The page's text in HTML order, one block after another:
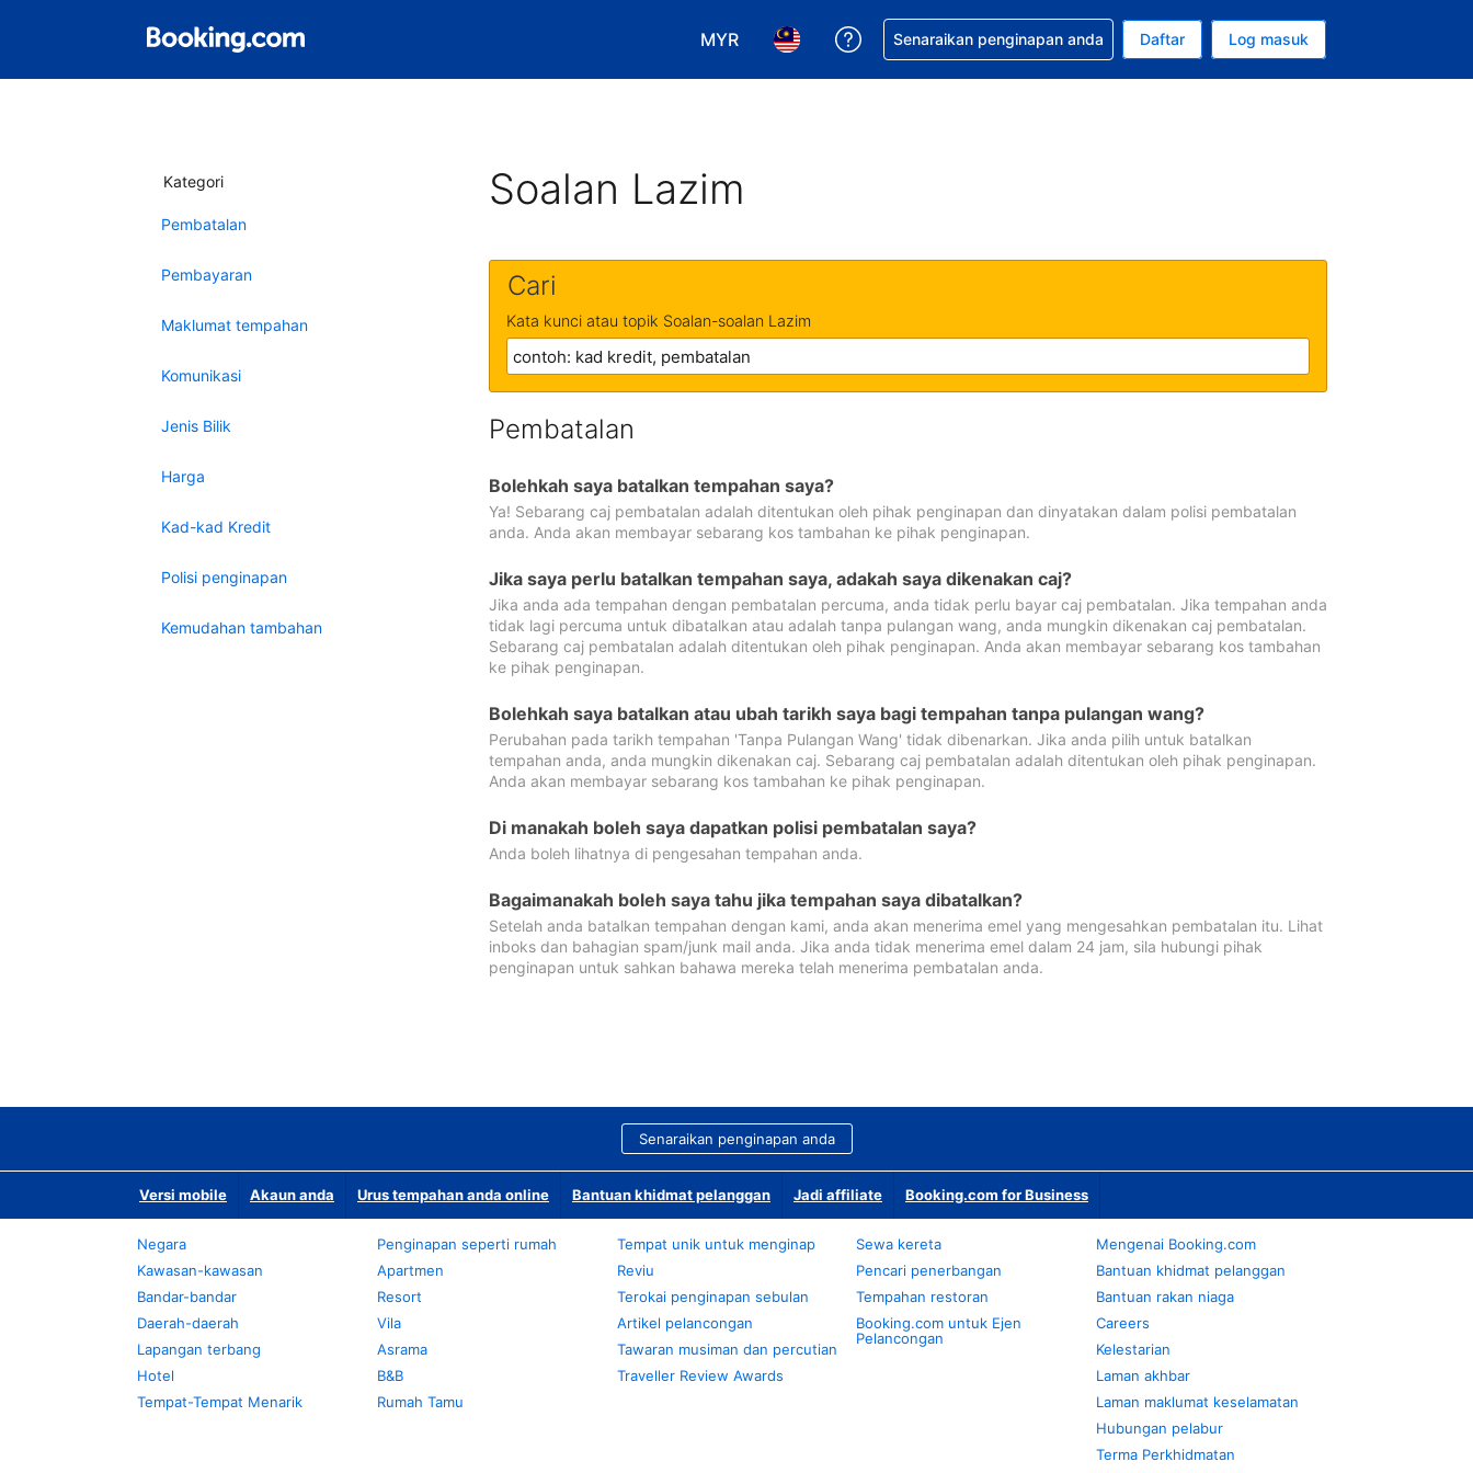
MYR
Pilih mata wang anda. Mata wang semasa anda adalah Ringgit Malaysia
Pilih bahasa anda. Bahasa semasa anda adalah Bahasa Malaysia
Dapatkan bantuan bagi tempahan anda
Senaraikan penginapan anda Daftar Log masuk
Kategori
Pembatalan
Pembayaran
Maklumat tempahan
Komunikasi
Jenis Bilik
Harga
Kad-kad Kredit
Polisi penginapan
Kemudahan tambahan
Soalan Lazim
Cari
Kata kunci atau topik Soalan-soalan Lazim
Pembatalan
Bolehkah saya batalkan tempahan saya?
Ya! Sebarang caj pembatalan adalah ditentukan oleh pihak penginapan dan dinyatakan dalam polisi pembatalan
anda. Anda akan membayar sebarang kos tambahan ke pihak penginapan.
Jika saya perlu batalkan tempahan saya, adakah saya dikenakan caj?
Jika anda ada tempahan dengan pembatalan percuma, anda tidak perlu bayar caj pembatalan. Jika tempahan anda
tidak lagi percuma untuk dibatalkan atau adalah tanpa pulangan wang, anda mungkin dikenakan caj pembatalan.
Sebarang caj pembatalan adalah ditentukan oleh pihak penginapan. Anda akan membayar sebarang kos tambahan
ke pihak penginapan.
Bolehkah saya batalkan atau ubah tarikh saya bagi tempahan tanpa pulangan wang?
Perubahan pada tarikh tempahan 'Tanpa Pulangan Wang' tidak dibenarkan. Jika anda pilih untuk batalkan
tempahan anda, anda mungkin dikenakan caj. Sebarang caj pembatalan adalah ditentukan oleh pihak penginapan.
Anda akan membayar sebarang kos tambahan ke pihak penginapan.
Di manakah boleh saya dapatkan polisi pembatalan saya?
Anda boleh lihatnya di pengesahan tempahan anda.
Bagaimanakah boleh saya tahu jika tempahan saya dibatalkan?
Setelah anda batalkan tempahan dengan kami, anda akan menerima emel yang mengesahkan pembatalan itu. Lihat
inboks dan bahagian spam/junk mail anda. Jika anda tidak menerima emel dalam 24 jam, sila hubungi pihak
penginapan untuk sahkan bahawa mereka telah menerima pembatalan anda.
Senaraikan penginapan anda
Versi mobile Akaun anda Urus tempahan anda online Bantuan khidmat pelanggan Jadi affiliate Booking.com for Business
Negara
Kawasan-kawasan
Bandar-bandar
Daerah-daerah
Lapangan terbang
Hotel
Tempat-Tempat Menarik
Penginapan seperti rumah
Apartmen
Resort
Vila
Asrama
B&B
Rumah Tamu
Tempat unik untuk menginap
Reviu
Terokai penginapan sebulan
Artikel pelancongan
Tawaran musiman dan percutian
Traveller Review Awards
Sewa kereta
Pencari penerbangan
Tempahan restoran
Booking.com untuk Ejen
Pelancongan
Mengenai Booking.com
Bantuan khidmat pelanggan
Bantuan rakan niaga
Careers
Kelestarian
Laman akhbar
Laman maklumat keselamatan
Hubungan pelabur
Terma Perkhidmatan